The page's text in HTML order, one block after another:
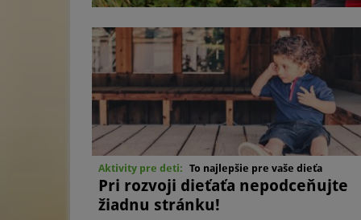
Aktivity pre deti: To najlepšie pre vaše dieťa
Pri rozvoji dieťaťa nepodceňujte
žiadnu stránku!